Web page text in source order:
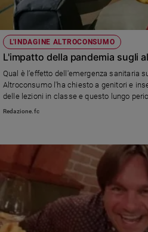
L'INDAGINE ALTROCONSUMO
L'impatto della pandemia sugli
Qual è l’effetto dell'emergenza sanitaria
Altroconsumo l'ha chiesto a genitori e
delle lezioni in classe e questo lungo
significativamente sulla sfera psicologica
Redazione.fc